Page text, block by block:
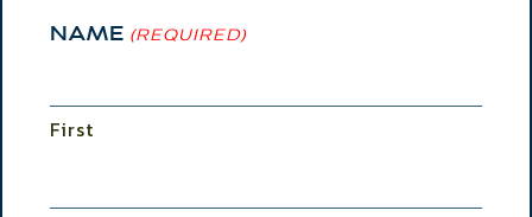
NAME (REQUIRED)
First